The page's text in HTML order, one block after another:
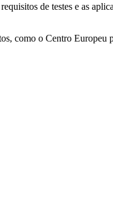
de testes e as
como o Centro